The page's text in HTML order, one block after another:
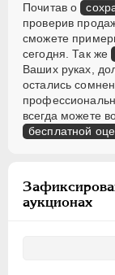
Почитав о
проверив
сможете
сегодня. Так же
Ваших руках,
остались
всегда можете
бесплатной
аукционах